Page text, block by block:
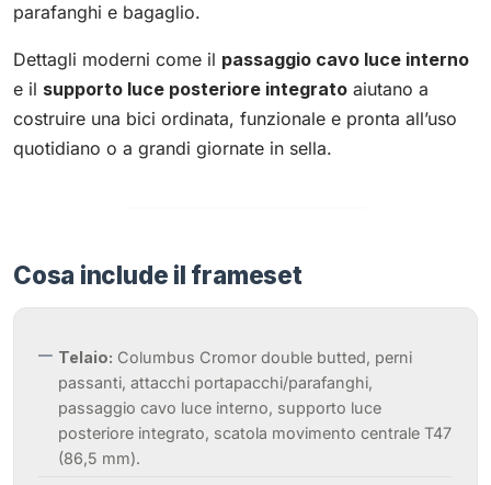
parafanghi e bagaglio.
Dettagli moderni come il passaggio cavo luce interno
e il supporto luce posteriore integrato aiutano a
costruire una bici ordinata, funzionale e pronta all’uso
quotidiano o a grandi giornate in sella.
Cosa include il frameset
Telaio: Columbus Cromor double butted, perni
passanti, attacchi portapacchi/parafanghi,
passaggio cavo luce interno, supporto luce
posteriore integrato, scatola movimento centrale T47
(86,5 mm).